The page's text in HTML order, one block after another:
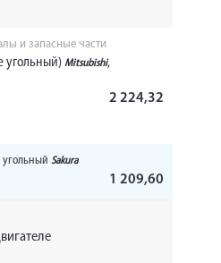
и запасные части
угольный) Mitsubishi,
2 224,32
угольный Sakura
1 209,60